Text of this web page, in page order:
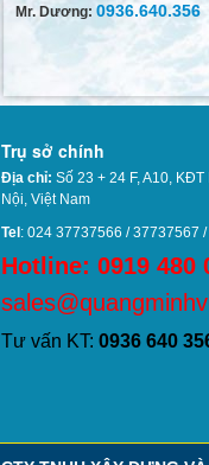
Mr. Dương: 0936.640.356
Trụ sở chính
Địa chỉ: Số 23 + 24 F, A10,
Nội, Việt Nam
Tel : 024 37737566 /
Hotline: 0919 480
Tư vấn KT: 0936 640